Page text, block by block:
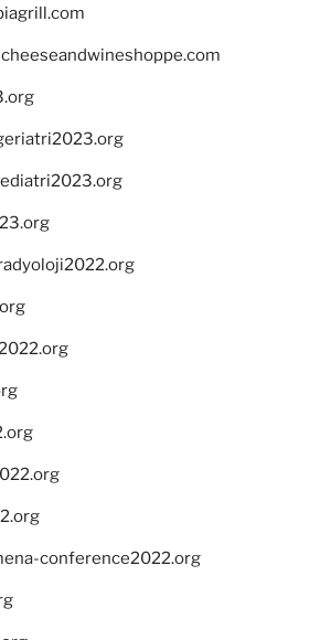
conference2022.org